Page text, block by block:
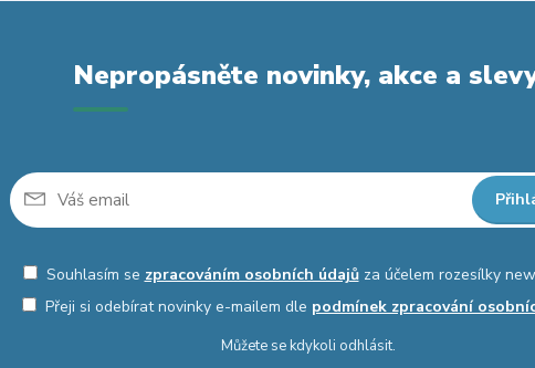
Nepropásněte novinky, akce a
Souhlasím se zpracováním osobních údajůza účelem rozesílky
Přeji si odebírat novinky e-mailem dle podmínek zpracování
Můžete se kdykoli odhlásit.